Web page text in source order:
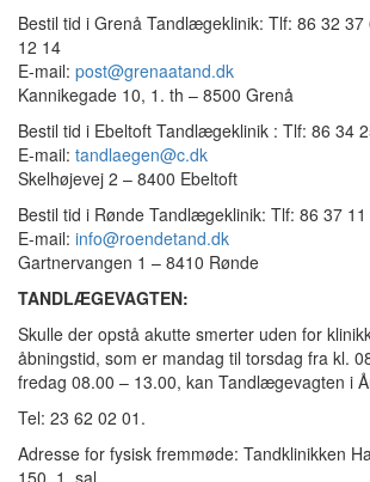
Bestil tid i Grenå Tandlægeklinik: Tlf: 86 32
12 14
E-mail: post@grenaatand.dk
Kannikegade 10, 1. th – 8500 Grenå
Bestil tid i Ebeltoft Tandlægeklinik : Tlf: 86 34
E-mail: tandlaegen@c.dk
Skelhøjevej 2 – 8400 Ebeltoft
Bestil tid i Rønde Tandlægeklinik: Tlf: 86 37 11
E-mail: info@roendetand.dk
Gartnervangen 1 – 8410 Rønde
TANDLÆGEVAGTEN:
Skulle der opstå akutte smerter uden for
åbningstid, som er mandag til torsdag fra kl.
fredag 08.00 – 13.00, kan Tandlægevagten i
Tel: 23 62 02 01.
Adresse for fysisk fremmøde: Tandklinikken
150, 1. sal.